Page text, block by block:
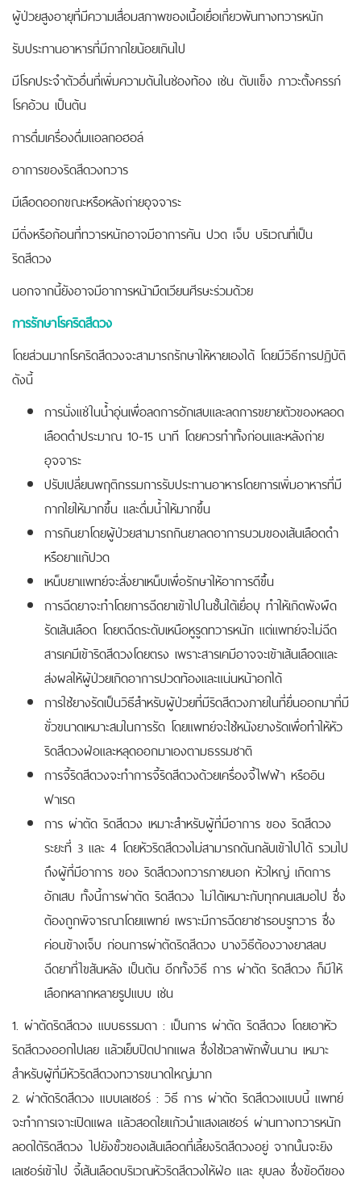
ผู้ป่วยสูงอายุที่มีความเสื่อมสภาพของเนื้อเยื่อเกี่ยวพันทางทวารหนัก
รับประทานอาหารที่มีกากใยน้อยเกินไป
มีโรคประจำตัวอื่นที่เพิ่มความดันในช่องท้อง เช่น ตับแข็ง ภาวะตั้งครรภ์
โรคอ้วน เป็นต้น
การดื่มเครื่องดื่มแอลกอฮอล์
อาการของริดสีดวงทวาร
มีเลือดออกขณะหรือหลังถ่ายอุจจาระ
มีติ่งหรือก้อนที่ทวารหนักอาจมีอาการคัน ปวด เจ็บ บริเวณที่เป็น
ริดสีดวง
นอกจากนี้ยังอาจมีอาการหน้ามืดเวียนศีรษะร่วมด้วย
การรักษาโรคริดสีดวง
โดยส่วนมากโรคริดสีดวงจะสามารถรักษาให้หายเองได้ โดยมีวิธีการปฏิบัติ
ดังนี้
การนั่งแช่ในน้ำอุ่นเพื่อลดการอักเสบและลดการขยายตัวของหลอด
เลือดดำประมาณ 10-15 นาที โดยควรทำทั้งก่อนและหลังถ่าย
อุจจาระ
ปรับเปลี่ยนพฤติกรรมการรับประทานอาหารโดยการเพิ่มอาหารที่มี
กากใยให้มากขึ้น และดื่มน้ำให้มากขึ้น
การกินยาโดยผู้ป่วยสามารถกินยาลดอาการบวมของเส้นเลือดดำ
หรือยาแก้ปวด
เหน็บยาแพทย์จะสั่งยาเหน็บเพื่อรักษาให้อาการดีขึ้น
การฉีดยาจะทำโดยการฉีดยาเข้าไปในชั้นใต้เยื่อบุ ทำให้เกิดพังผืด
รัดเส้นเลือด โดยตฉีดระดับเหนือหูรูดทวารหนัก แต่แพทย์จะไม่ฉีด
สารเคมีเข้าริดสีดวงโดยตรง เพราะสารเคมีอาจจะเข้าเส้นเลือดและ
ส่งผลให้ผู้ป่วยเกิดอาการปวดท้องและแน่นหน้าอกได้
การใช้ยางรัดเป็นวิธีสำหรับผู้ป่วยที่มีริดสีดวงภายในที่ยื่นออกมาที่มี
ขั่วขนาดเหมาะสมในการรัด โดยแพทย์จะใช้หนังยางรัดเพื่อทำให้หัว
ริดสีดวงฝ่อและหลุดออกมาเองตามธรรมชาติ
การจี้ริดสีดวงจะทำการจี้ริดสีดวงด้วยเครื่องจี้ไฟฟ้า หรืออิน
ฟาเรด
การ ผ่าตัด ริดสีดวง เหมาะสำหรับผู้ที่มีอาการ ของ ริดสีดวง
ระยะที่ 3 และ 4 โดยหัวริดสีดวงไม่สามารถดันกลับเข้าไปได้ รวมไป
ถึงผู้ที่มีอาการ ของ ริดสีดวงทวารภายนอก หัวใหญ่ เกิดการ
อักเสบ ทั้งนี้การผ่าตัด ริดสีดวง ไม่ได้เหมาะกับทุกคนเสมอไป ซึ่ง
ต้องถูกพิจารณาโดยแพทย์ เพราะมีการฉีดยาชารอบรูทวาร ซึ่ง
ค่อนข้างเจ็บ ก่อนการผ่าตัดริดสีดวง บางวิธีต้องวางยาสลบ
ฉีดยาที่ไขสันหลัง เป็นต้น อีกทั้งวิธี การ ผ่าตัด ริดสีดวง ก็มีให้
เลือกหลากหลายรูปแบบ เช่น
1. ผ่าตัดริดสีดวง แบบธรรมดา : เป็นการ ผ่าตัด ริดสีดวง โดยเอาหัว
ริดสีดวงออกไปเลย แล้วเย็บปิดปากแผล ซึ่งใช้เวลาพักฟื้นนาน เหมาะ
สำหรับผู้ที่มีหัวริดสีดวงทวารขนาดใหญ่มาก
2. ผ่าตัดริดสีดวง แบบเลเซอร์ : วิธี การ ผ่าตัด ริดสีดวงแบบนี้ แพทย์
จะทำการเจาะเปิดแผล แล้วสอดใยแก้วนำแสงเลเซอร์ ผ่านทางทวารหนัก
ลอดใต้ริดสีดวง ไปยังขั้วของเส้นเลือดที่เลี้ยงริดสีดวงอยู่ จากนั้นจะยิง
เลเซอร์เข้าไป จี้เส้นเลือดบริเวณหัวริดสีดวงให้ฝ่อ และ ยุบลง ซึ่งข้อดีของ